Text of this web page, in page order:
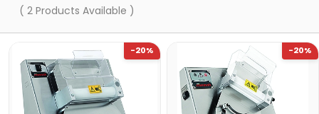
( 2 Products Available )
-20% -20%